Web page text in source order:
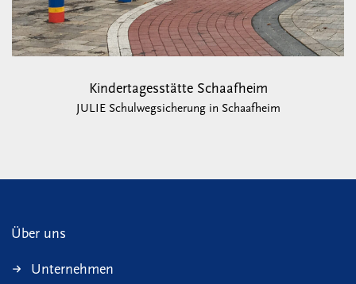
Kindertagesstätte Schaafheim
JULIE Schulwegsicherung in Schaafheim
Über uns
Unternehmen